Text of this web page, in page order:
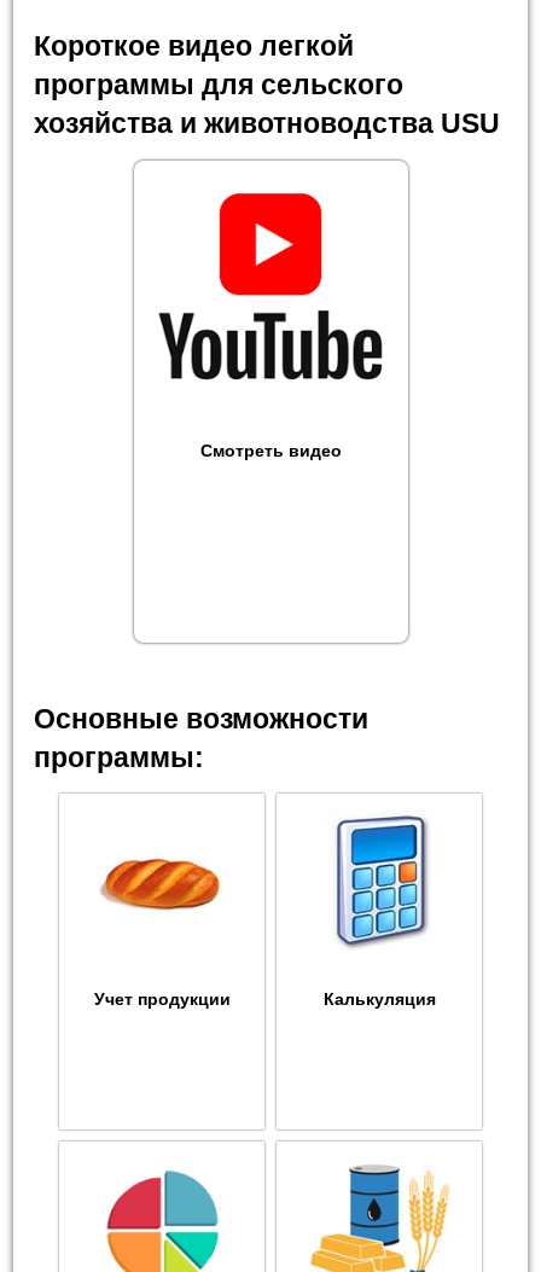
Короткое видео легкой
программы для сельского
хозяйства и животноводства USU
Смотреть видео
Основные возможности
программы:
Учет продукции Калькуляция